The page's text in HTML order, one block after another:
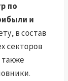
по
и
в состав
секторов